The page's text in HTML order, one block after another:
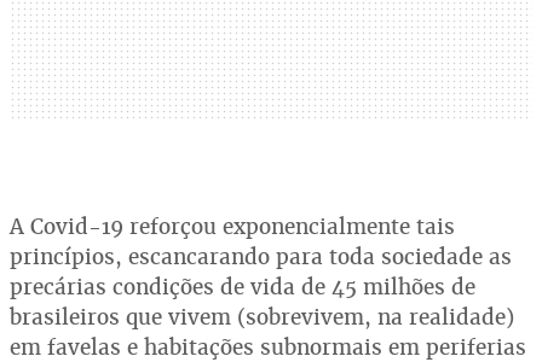
A Covid-19 reforçou exponencialmente tais
princípios, escancarando para toda sociedade as
precárias condições de vida de 45 milhões de
brasileiros que vivem (sobrevivem, na realidade)
em favelas e habitações subnormais em periferias